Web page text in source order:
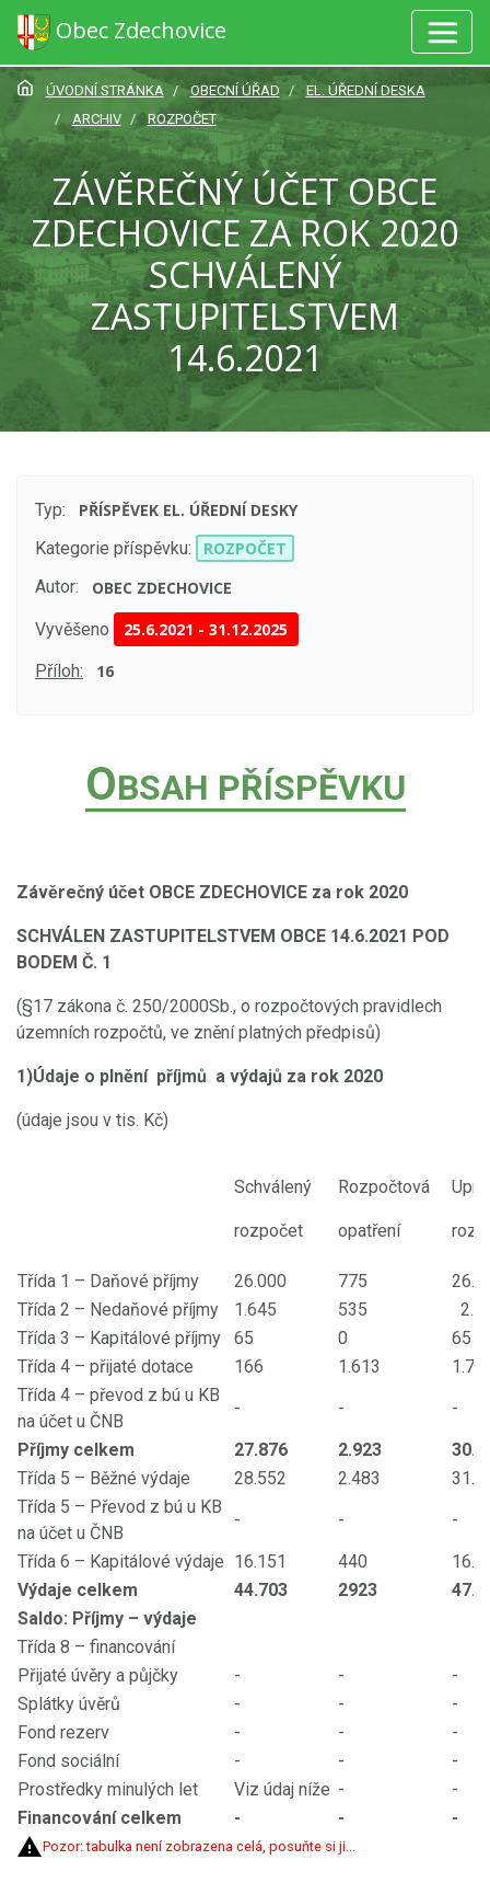
Obec Zdechovice
ÚVODNÍ STRÁNKA OBECNÍ ÚŘAD
EL. ÚŘEDNÍ DESKA
ARCHIV
ROZPOČET
ZÁVĚREČNÝ ÚČET OBCE
ZDECHOVICE ZA ROK 2020
SCHVÁLENÝ
ZASTUPITELSTVEM
14.6.2021
Typ:
PŘÍSPĚVEK EL. ÚŘEDNÍ DESKY
Kategorie příspěvku:
ROZPOČET
Autor:
OBEC ZDECHOVICE
Vyvěšeno 25.6.2021 -31.12.2025
Příloh: 16
OBSAH PŘÍSPĚVKU
Závěrečný účet OBCE ZDECHOVICE za rok 2020
SCHVÁLEN ZASTUPITELSTVEM OBCE 14.6.2021 POD
BODEM Č. 1
(§17 zákona č. 250/2000Sb., o rozpočtových pravidlech
územních rozpočtů, ve znění platných předpisů)
1)Údaje o plnění příjmů a výdajů za rok 2020
(údaje jsou v tis. Kč)
Schválený
rozpočet
Rozpočtová
opatření
Třída 1 – Daňové příjmy 26.000 775
Třída 2 – Nedaňové příjmy
1.645 535
Třída 3 – Kapitálové příjmy
65 0
65
Třída 4 – přijaté dotace
166 1.613
Třída 4 – převod z bú u KB
na účet u ČNB
- -
-
Příjmy celkem
27.876 2.923
Třída 5 – Běžné výdaje
28.552 2.483
Třída 5 – Převod z bú u KB
na účet u ČNB
- -
-
Třída 6 – Kapitálové výdaje 16.151 440
Výdaje celkem
44.703 2923
Saldo: Příjmy – výdaje
Třída 8 – financování
Přijaté úvěry a půjčky
- -
-
Splátky úvěrů
- -
-
Fond rezerv
- -
-
Fond sociální
- -
-
Prostředky minulých let
Viz údaj níže -
-
Financování celkem
- - -
Pozor: tabulka není zobrazena celá, posuňte si ji...